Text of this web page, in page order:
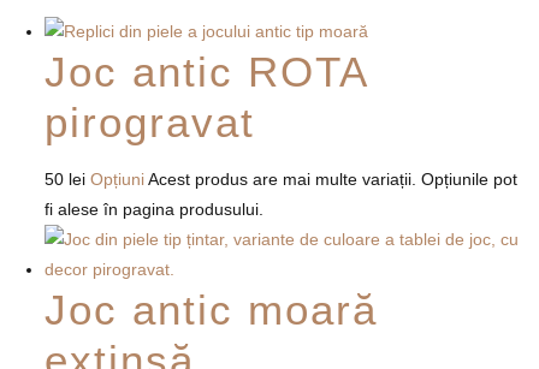
Joc antic ROTA
pirogravat
50 lei OpțiuniAcest produs are mai multe variații. Opțiunile pot
fi alese în pagina produsului.
Joc antic moară